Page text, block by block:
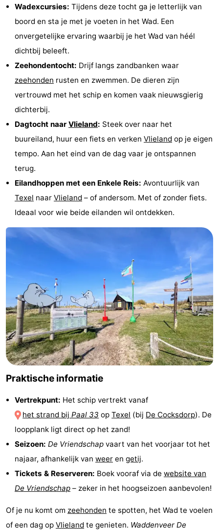
Bosch
en
Zee
De
Vlijt
Hoeve
Holland
Land
en
Zeezicht
Strandhuys
-
Strandplevier
Bed
breakfasts)
Campings
Hotels
Vakantiehuizen
-
Eibernest
Hoogelandt
Beach
Park
Texel
-
Buytenveldt
-
De
-
Texel
Sluftervallei
Strandhuys
Villapark
Residentie
Villapark
Zien
Wadexcursies: Tijdens deze tocht ga je letterlijk van
boord en sta je met je voeten in het Wad. Een
onvergetelijke ervaring waarbij je het Wad van héél
dichtbij beleeft.
Zeehondentocht: Drijf langs zandbanken waar
zeehonden rusten en zwemmen. De dieren zijn
vertrouwd met het schip en komen vaak nieuwsgierig
dichterbij.
Dagtocht naar Vlieland: Steek over naar het
buureiland, huur een fiets en verken Vlieland op je eigen
tempo. Aan het eind van de dag vaar je ontspannen
terug.
Eilandhoppen met een Enkele Reis: Avontuurlijk van
Texel naar Vlieland – of andersom. Met of zonder fiets.
Ideaal voor wie beide eilanden wil ontdekken.
Praktische informatie
Vertrekpunt: Het schip vertrekt vanaf
het strand bijPaal 33 opTexel (bij De Cocksdorp). De
loopplank ligt direct op het zand!
Seizoen: De Vriendschap vaart van het voorjaar tot het
najaar, afhankelijk van weer en getij.
Tickets & Reserveren: Boek vooraf via de website van
De Vriendschap – zeker in het hoogseizoen aanbevolen!
Of je nu komt om zeehonden te spotten, het Wad te voelen
of een dag op Vlieland te genieten. Waddenveer De